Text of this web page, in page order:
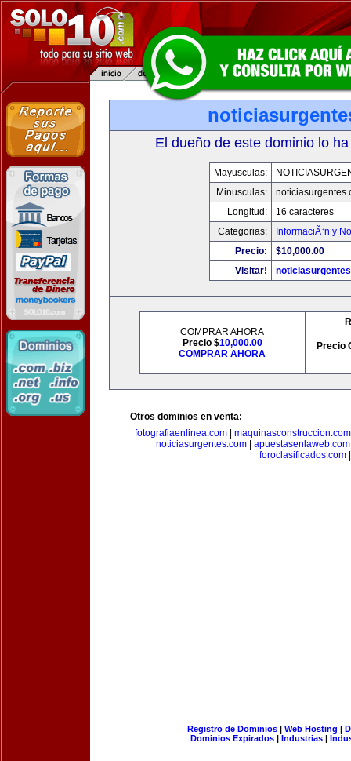
El dueño de este dominio lo
Mayusculas:
Minusculas:
Longitud:
16 caracteres
Categorias:
InformaciÃ³n y
Precio:
$10,000.00
Visitar!
COMPRAR AHORA
Precio $10,000.00
COMPRAR AHORA
Precio
Otros dominios en venta:
fotografiaenlinea.com
maquinasconstruccion.com
noticiasurgentes.com| apuestasenlaweb.com
foroclasificados.com|
Registro de Dominios| Web Hosting |
Dominios Expirados | Industrias |